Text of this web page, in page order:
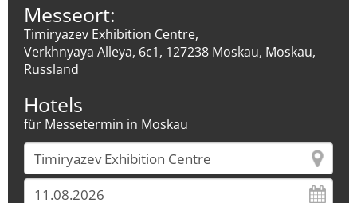
Messeort:
Timiryazev Exhibition Centre,
Verkhnyaya Alleya, 6c1, 127238 Moskau, Moskau,
Russland
Hotels
für Messetermin in Moskau